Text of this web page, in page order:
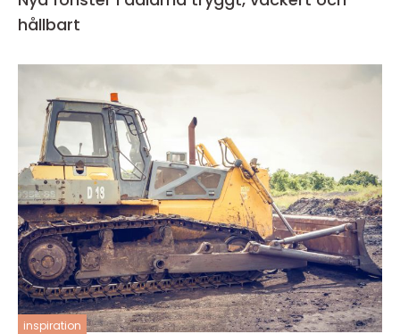
hållbart
inspiration